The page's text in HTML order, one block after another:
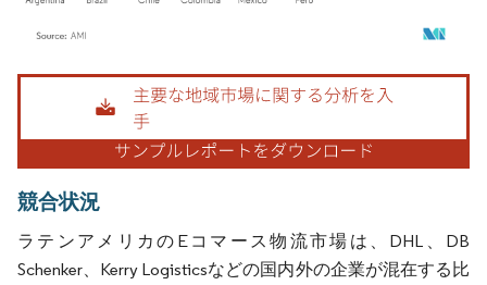
画像 © Mordor Intelligence。再利用にはCC BY 4.0の表示が必要です。
競合状況
ラテンアメリカのEコマース物流市場は、DHL、DB
Schenker、Kerry Logisticsなどの国内外の企業が混在する比